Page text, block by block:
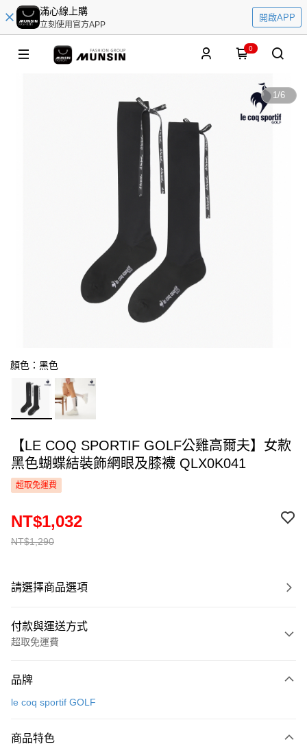
滿心線上購
立刻使用官方APP
開啟APP
0
1/6
顏色：黑色
【LE COQ SPORTIF GOLF公雞高爾夫】女款
黑色蝴蝶結裝飾網眼及膝襪 QLX0K041
超取免運費
NT$1,290
NT$1,032
請選擇商品選項
付款與運送方式
超取免運費
信用卡一次付款
LINE Pay
品牌
le coq sportif GOLF
商品特色